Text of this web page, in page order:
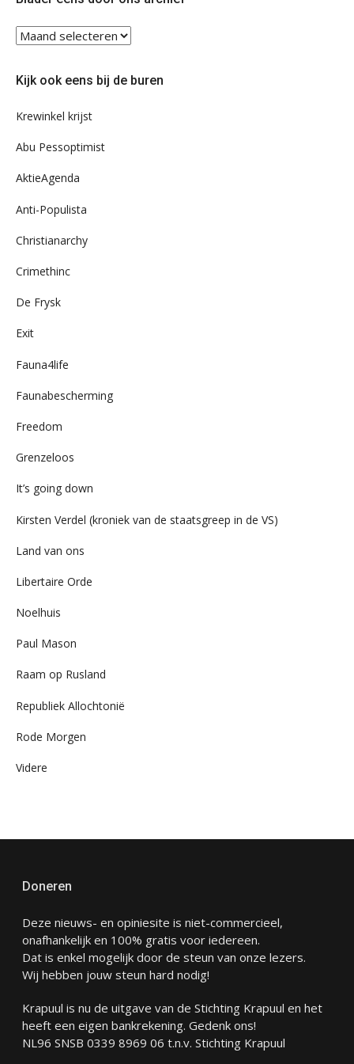
Blader
eens
ons
Kijk ook eens bij de buren
Krewinkel krijst
Abu Pessoptimist
AktieAgenda
Anti-Populista
Christianarchy
Crimethinc
De Frysk
Exit
Fauna4life
Faunabescherming
Freedom
Grenzeloos
It’s going down
Kirsten Verdel (kroniek van de staatsgreep in de VS)
Land van ons
Libertaire Orde
Noelhuis
Paul Mason
Raam op Rusland
Republiek Allochtonië
Rode Morgen
Videre
Doneren
Deze nieuws- en opiniesite is niet-commercieel,
onafhankelijk en 100% gratis voor iedereen.
Dat is enkel mogelijk door de steun van onze lezers.
Wij hebben jouw steun hard nodig!
Krapuul is nu de uitgave van de Stichting Krapuul en het
heeft een eigen bankrekening. Gedenk ons!
NL96 SNSB 0339 8969 06 t.n.v. Stichting Krapuul